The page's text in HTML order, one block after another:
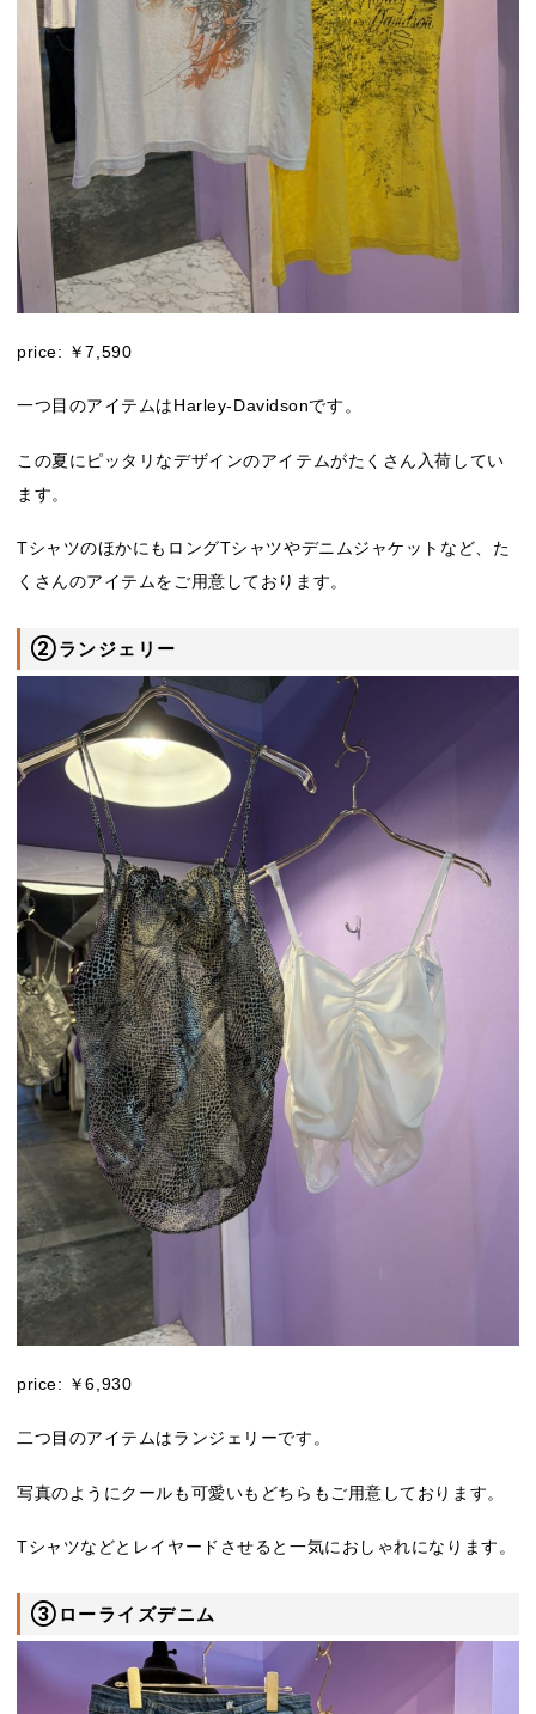
price: ￥7,590
一つ目のアイテムはHarley-Davidsonです。
この夏にピッタリなデザインのアイテムがたくさん入荷してい
ます。
TシャツのほかにもロングTシャツやデニムジャケットなど、た
くさんのアイテムをご用意しております。
②ランジェリー
price: ￥6,930
二つ目のアイテムはランジェリーです。
写真のようにクールも可愛いもどちらもご用意しております。
Tシャツなどとレイヤードさせると一気におしゃれになります。
③ローライズデニム